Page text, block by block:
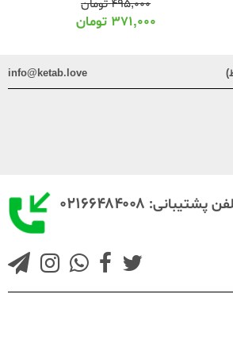
۲۲۵,۰۰۰تومان
۱۸۰,۰۰۰تومان
info@ketab.love
پشتیبانی: ۰۲۱۶۶۴۸۴۰۰۸